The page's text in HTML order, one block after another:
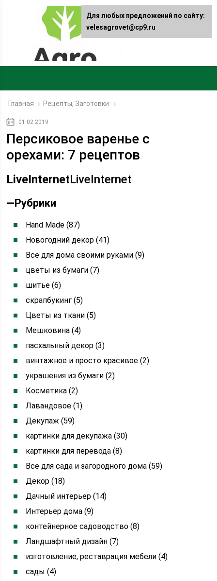
Главная › Рецепты, Заготовки
01.02.2019
Персиковое варенье с
орехами: 7 рецептов
LiveInternetLiveInternet
—Рубрики
Hand Made (87)
Новогодний декор (41)
Все для дома своими руками (9)
цветы из бумаги (7)
шитье (6)
скрапбукинг (5)
Цветы из ткани (5)
Мешковина (4)
пасхальный декор (3)
винтажное и просто красивое (2)
украшения из бумаги (2)
Косметика (2)
Лавандовое (1)
Декупаж (59)
картинки для декупажа (30)
картинки для перевода (8)
Все для сада и загородного дома (59)
Декор (18)
Дачный интерьер (14)
Интерьер дома (9)
контейнерное садоводство (8)
Ландшафтный дизайн (7)
изготовление, реставрация мебели (4)
сады (4)
Для любых предложений по сайту:
velesagrovet@cp9.ru